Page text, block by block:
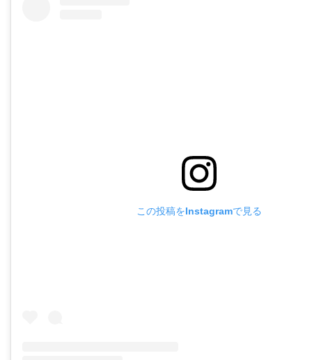
この投稿をInstagramで見る